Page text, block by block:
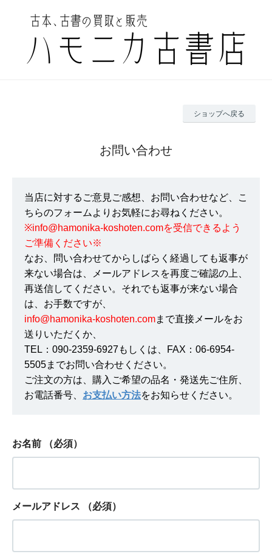
ショップへ戻る
お問い合わせ
当店に対するご意見ご感想、お問い合わせなど、こ
ちらのフォームよりお気軽にお尋ねください。
※info@hamonika-koshoten.comを受信できるよう
ご準備ください※
なお、問い合わせてからしばらく経過しても返事が
来ない場合は、メールアドレスを再度ご確認の上、
再送信してください。それでも返事が来ない場合
は、お手数ですが、
info@hamonika-koshoten.comまで直接メールをお
送りいただくか、
TEL：090-2359-6927もしくは、FAX：06-6954-
5505までお問い合わせください。
ご注文の方は、購入ご希望の品名・発送先ご住所、
お電話番号、 お支払い方法をお知らせください。
お名前 （必須）
メールアドレス （必須）